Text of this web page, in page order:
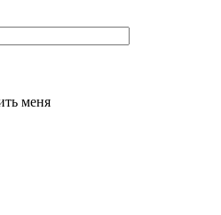
меня